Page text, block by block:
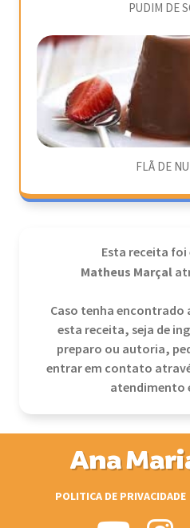
PUDIM DE
FLÃ DE
Esta receita
Matheus Marçal
Caso tenha encontrado
esta receita, seja de
preparo ou autoria,
entrar em contato
atendimento
Ana
POLITICA DE PRIVACIDADE